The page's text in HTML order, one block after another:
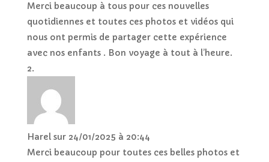
Merci beaucoup à tous pour ces nouvelles
quotidiennes et toutes ces photos et vidéos qui
nous ont permis de partager cette expérience
avec nos enfants . Bon voyage à tout à l’heure.
Harel sur 24/01/2025 à 20:44
Merci beaucoup pour toutes ces belles photos et